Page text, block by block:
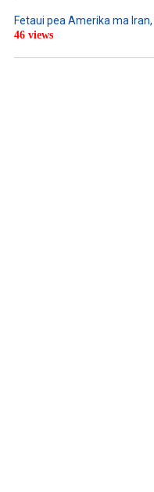
Fetaui pea Amerika ma
46 views